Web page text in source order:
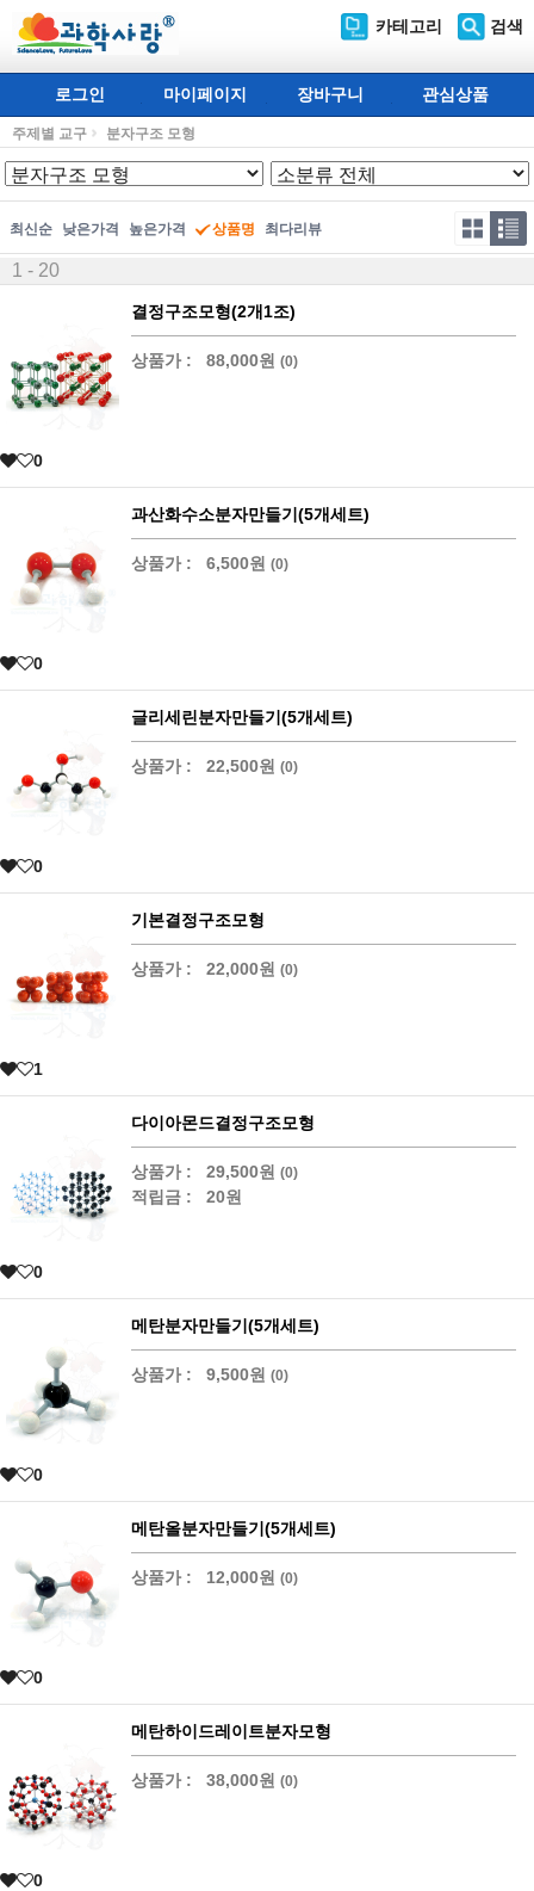
카테고리 검색
로그인 마이페이지 장바구니 관심상품
주제별 교구 분자구조 모형
최신순 낮은가격 높은가격 상품명 최다리뷰
1 - 20
결정구조모형(2개1조)
상품가 : 88,000원 (0)
0
과산화수소분자만들기(5개세트)
상품가 : 6,500원 (0)
0
글리세린분자만들기(5개세트)
상품가 : 22,500원 (0)
0
기본결정구조모형
상품가 : 22,000원 (0)
1
다이아몬드결정구조모형
상품가 : 29,500원 (0)
적립금 : 20원
0
메탄분자만들기(5개세트)
상품가 : 9,500원 (0)
0
메탄올분자만들기(5개세트)
상품가 : 12,000원 (0)
0
메탄하이드레이트분자모형
상품가 : 38,000원 (0)
0